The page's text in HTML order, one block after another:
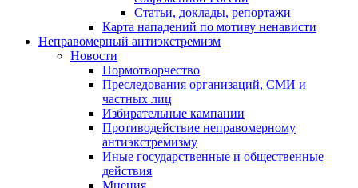
Статьи, доклады, репортажи
Карта нападений по мотиву ненависти
Неправомерный антиэкстремизм
Новости
Нормотворчество
Преследования организаций, СМИ и
частных лиц
Избирательные кампании
Противодействие неправомерному
антиэкстремизму
Иные государственные и общественные
действия